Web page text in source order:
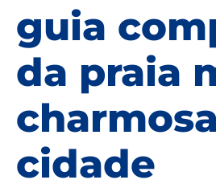
guia
da praia
cidade